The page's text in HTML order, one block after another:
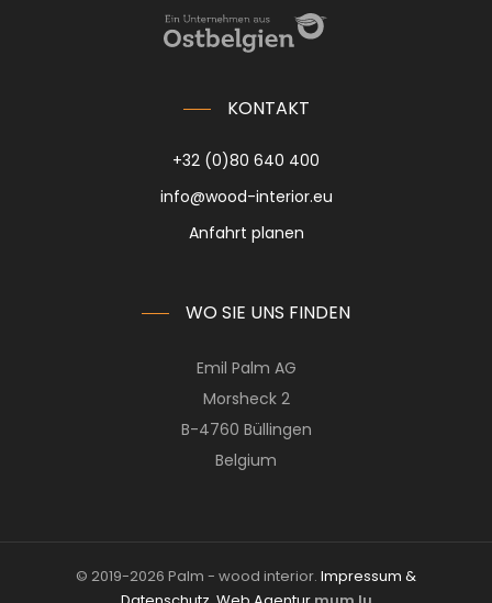
KONTAKT
+32 (0)80 640 400
info@wood-interior.eu
Anfahrt planen
WO SIE UNS FINDEN
Emil Palm AG
Morsheck 2
B-4760 Büllingen
Belgium
© 2019-2026 Palm - wood interior. Impressum &